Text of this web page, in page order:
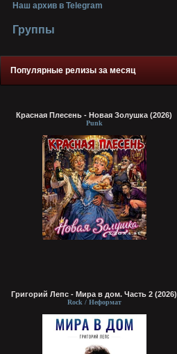
Наш архив в Telegram
Группы
Популярные релизы за месяц
Красная Плесень - Новая Золушка (2026)
Punk
Григорий Лепс - Мира в дом. Часть 2 (2026)
Rock / Неформат